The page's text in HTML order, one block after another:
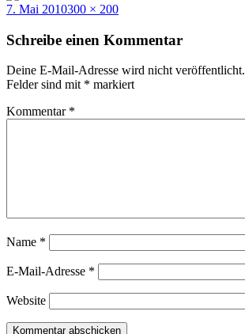
Veröffentlicht
7. Mai 2010Volle
300 × 200
Schreibe einen Kommentar
Deine E-Mail-Adresse wird nicht veröffentlicht.
Felder sind mit * markiert
Kommentar *
Name *
E-Mail-Adresse *
Website